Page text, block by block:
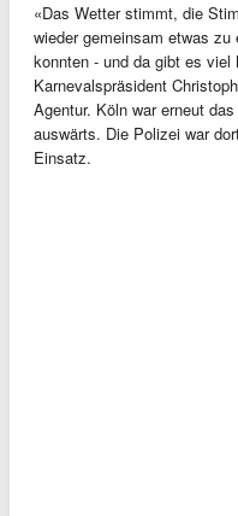
«Das Wetter stimmt, die
wieder gemeinsam etwas
konnten - und da gibt es viel
Karnevalspräsident
Agentur. Köln war erneut
auswärts. Die Polizei war
Einsatz.